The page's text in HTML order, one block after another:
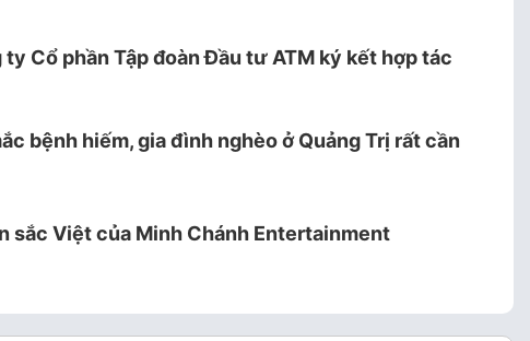
Cổ phần Tập đoàn Đầu tư ATM ký kết hợp tác
bệnh hiếm, gia đình nghèo ở Quảng Trị rất cần
sắc Việt của Minh Chánh Entertainment